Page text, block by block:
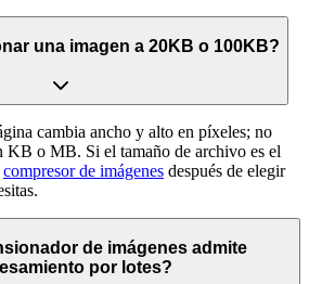
una imagen a 20KB o 100KB?
cambia ancho y alto en píxeles; no
o MB. Si el tamaño de archivo es el
compresor de imágenes después de elegir
de imágenes admite
por lotes?